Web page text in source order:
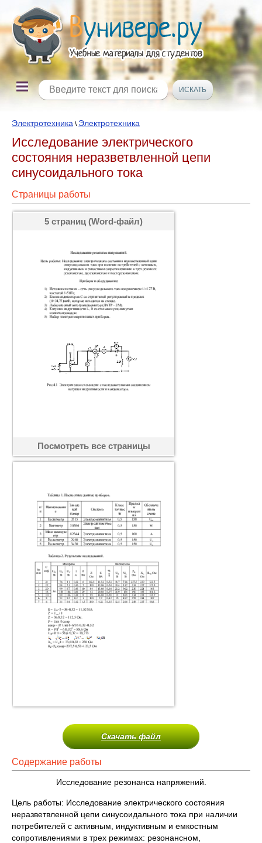
Электротехника \ Электротехника
Исследование электрического
состояния неразветвленной цепи
синусоидального тока
Страницы работы
5 страниц (Word-файл)
Посмотреть все страницы
Скачать файл
Содержание работы
Исследование резонанса напряжений.
Цель работы: Исследование электрического состояния
неразветвленной цепи синусоидального тока при наличии
потребителей с активным, индуктивным и емкостным
сопротивлениями в трех режимах: резонансном,